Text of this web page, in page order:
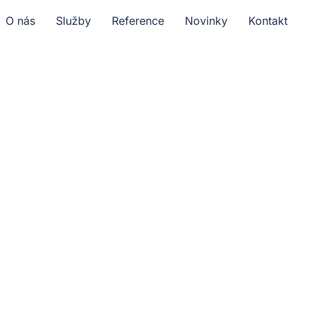
O nás Služby Reference Novinky Kontakt